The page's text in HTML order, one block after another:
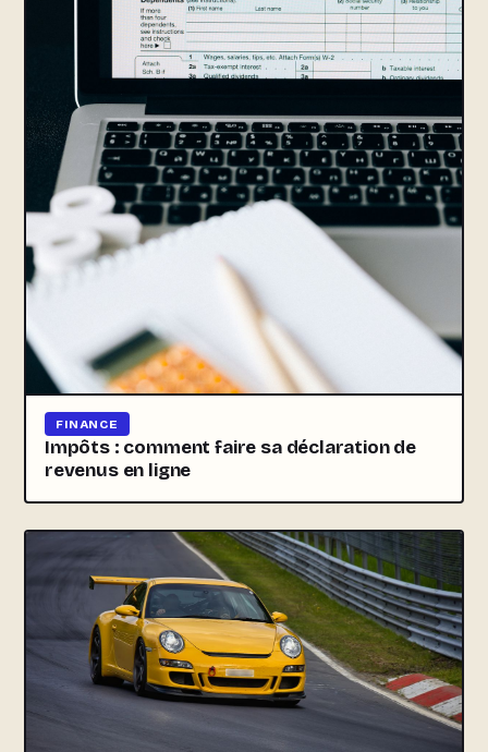
FINANCE
Impôts : comment faire sa déclaration de
revenus en ligne